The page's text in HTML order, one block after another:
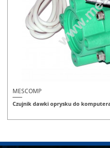
MESCOMP
Czujnik dawki oprysku do